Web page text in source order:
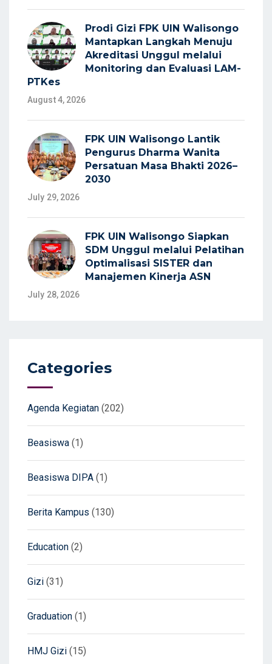
Prodi Gizi FPK UIN Walisongo
Mantapkan Langkah Menuju
Akreditasi Unggul melalui
Monitoring dan Evaluasi LAM-
PTKes
August 4, 2026
FPK UIN Walisongo Lantik
Pengurus Dharma Wanita
Persatuan Masa Bhakti 2026–
2030
July 29, 2026
FPK UIN Walisongo Siapkan
SDM Unggul melalui Pelatihan
Optimalisasi SISTER dan
Manajemen Kinerja ASN
July 28, 2026
Categories
Agenda Kegiatan (202)
Beasiswa (1)
Beasiswa DIPA (1)
Berita Kampus (130)
Education (2)
Gizi (31)
Graduation (1)
HMJ Gizi (15)